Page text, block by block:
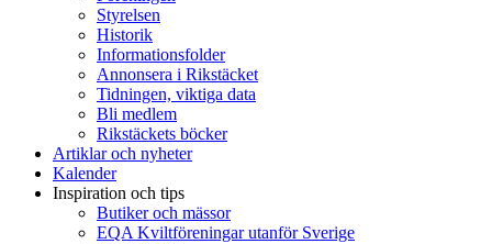
Styrelsen
Historik
Informationsfolder
Annonsera i Rikstäcket
Tidningen, viktiga data
Bli medlem
Rikstäckets böcker
Artiklar och nyheter
Kalender
Inspiration och tips
Butiker och mässor
EQA Kviltföreningar utanför Sverige